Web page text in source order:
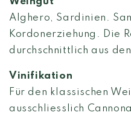
Alghero, Sardinien.
Kordonerziehung. Die
durchschnittlich aus
Vinifikation
Für den klassischen
ausschliesslich